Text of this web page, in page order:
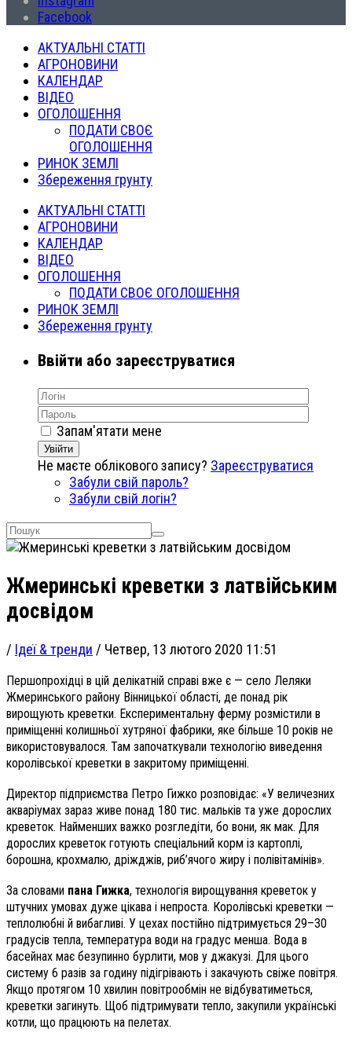
Facebook
АКТУАЛЬНІ СТАТТІ
АГРОНОВИНИ
КАЛЕНДАР
ВІДЕО
ОГОЛОШЕННЯ
ПОДАТИ СВОЄ
ОГОЛОШЕННЯ
РИНОК ЗЕМЛІ
Збереження грунту
АКТУАЛЬНІ СТАТТІ
АГРОНОВИНИ
КАЛЕНДАР
ВІДЕО
ОГОЛОШЕННЯ
ПОДАТИ СВОЄ ОГОЛОШЕННЯ
РИНОК ЗЕМЛІ
Збереження грунту
Ввійти або зареєструватися
Запам'ятати мене
Увійти
Не маєте облікового запису? Зареєструватися
Забули свій пароль?
Забули свій логін?
Жмеринські креветки з латвійським
досвідом
/ Ідеї & тренди / Четвер, 13 лютого 2020 11:51
Першопрохідці в цій делікатній справі вже є — село Леляки
Жмеринського району Вінницької області, де понад рік
вирощують креветки. Експериментальну ферму розмістили в
приміщенні колишньої хутряної фабрики, яке більше 10 років не
використовувалося. Там започаткували технологію виведення
королівської креветки в закритому приміщенні.
Директор підприємства Петро Гижко розповідає: «У величезних
акваріумах зараз живе понад 180 тис. мальків та уже дорослих
креветок. Найменших важко розгледіти, бо вони, як мак. Для
дорослих креветок готують спеціальний корм із картоплі,
борошна, крохмалю, дріжджів, риб’ячого жиру і полівітамінів».
За словами пана Гижка, технологія вирощування креветок у
штучних умовах дуже цікава і непроста. Королівські креветки —
теплолюбні й вибагливі. У цехах постійно підтримується 29–30
градусів тепла, температура води на градус менша. Вода в
басейнах має безупинно бурлити, мов у джакузі. Для цього
систему 6 разів за годину підігрівають і закачують свіже повітря.
Якщо протягом 10 хвилин повітрообмін не відбуватиметься,
креветки загинуть. Щоб підтримувати тепло, закупили українські
котли, що працюють на пелетах.